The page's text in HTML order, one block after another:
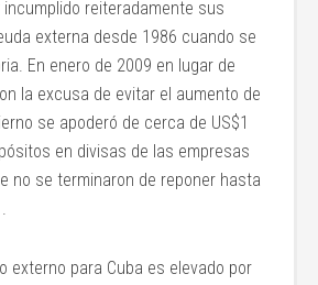
reiteradamente sus
externa desde 1986 cuando se
En enero de 2009 en lugar de
la excusa de evitar el aumento de
se apoderó de cerca de US$1
en divisas de las empresas
no se terminaron de reponer hasta
externo para Cuba es elevado por